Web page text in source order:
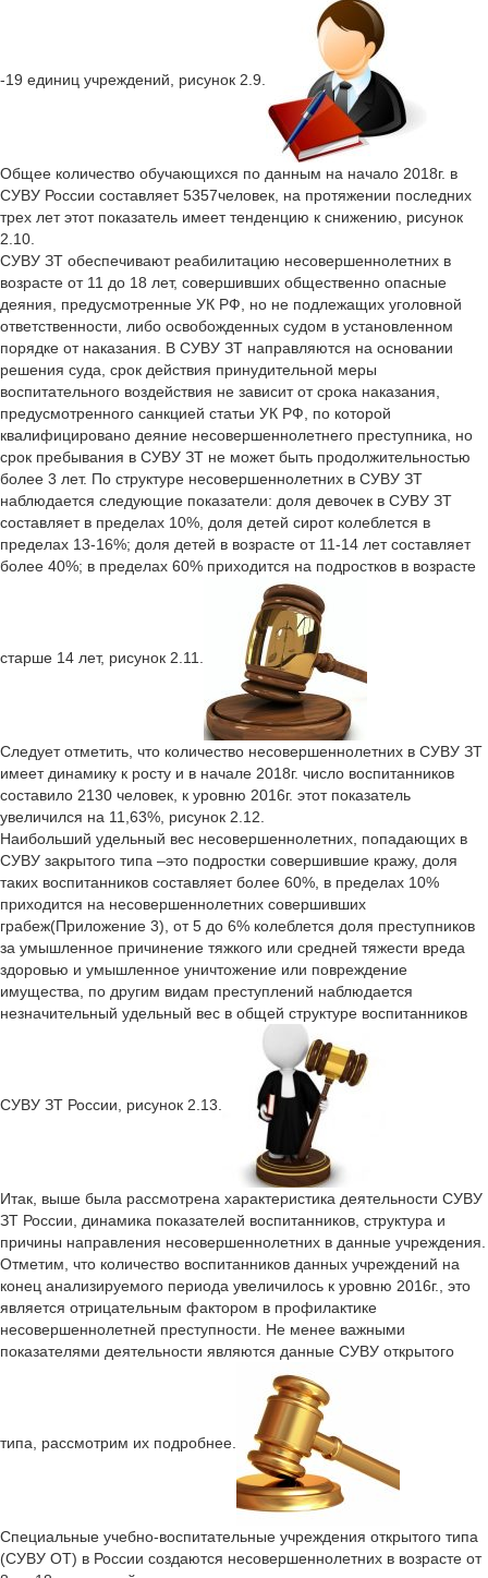
-19 единиц учреждений, рисунок 2.9.
Общее количество обучающихся по данным на начало 2018г. в
СУВУ России составляет 5357человек, на протяжении последних
трех лет этот показатель имеет тенденцию к снижению, рисунок
2.10.
СУВУ ЗТ обеспечивают реабилитацию несовершеннолетних в
возрасте от 11 до 18 лет, совершивших общественно опасные
деяния, предусмотренные УК РФ, но не подлежащих уголовной
ответственности, либо освобожденных судом в установленном
порядке от наказания. В СУВУ ЗТ направляются на основании
решения суда, срок действия принудительной меры
воспитательного воздействия не зависит от срока наказания,
предусмотренного санкцией статьи УК РФ, по которой
квалифицировано деяние несовершеннолетнего преступника, но
срок пребывания в СУВУ ЗТ не может быть продолжительностью
более 3 лет. По структуре несовершеннолетних в СУВУ ЗТ
наблюдается следующие показатели: доля девочек в СУВУ ЗТ
составляет в пределах 10%, доля детей сирот колеблется в
пределах 13-16%; доля детей в возрасте от 11-14 лет составляет
более 40%; в пределах 60% приходится на подростков в возрасте
старше 14 лет, рисунок 2.11.
Следует отметить, что количество несовершеннолетних в СУВУ ЗТ
имеет динамику к росту и в начале 2018г. число воспитанников
составило 2130 человек, к уровню 2016г. этот показатель
увеличился на 11,63%, рисунок 2.12.
Наибольший удельный вес несовершеннолетних, попадающих в
СУВУ закрытого типа –это подростки совершившие кражу, доля
таких воспитанников составляет более 60%, в пределах 10%
приходится на несовершеннолетних совершивших
грабеж(Приложение 3), от 5 до 6% колеблется доля преступников
за умышленное причинение тяжкого или средней тяжести вреда
здоровью и умышленное уничтожение или повреждение
имущества, по другим видам преступлений наблюдается
незначительный удельный вес в общей структуре воспитанников
СУВУ ЗТ России, рисунок 2.13.
Итак, выше была рассмотрена характеристика деятельности СУВУ
ЗТ России, динамика показателей воспитанников, структура и
причины направления несовершеннолетних в данные учреждения.
Отметим, что количество воспитанников данных учреждений на
конец анализируемого периода увеличилось к уровню 2016г., это
является отрицательным фактором в профилактике
несовершеннолетней преступности. Не менее важными
показателями деятельности являются данные СУВУ открытого
типа, рассмотрим их подробнее.
Специальные учебно-воспитательные учреждения открытого типа
(СУВУ ОТ) в России создаются несовершеннолетних в возрасте от